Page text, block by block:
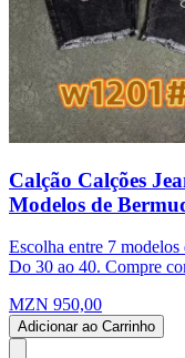
Calção Calções
Modelos de
Escolha entre 7 modelos
Do 30 ao 40. Compre
MZN 950,00
Adicionar ao Carrinho